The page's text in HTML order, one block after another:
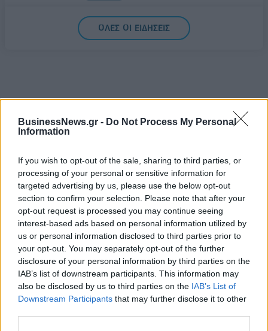
BusinessNews.gr - Do Not Process My Personal
Information
If you wish to opt-out of the sale, sharing to third parties, or
processing of your personal or sensitive information for
targeted advertising by us, please use the below opt-out
section to confirm your selection. Please note that after your
opt-out request is processed you may continue seeing
interest-based ads based on personal information utilized by
us or personal information disclosed to third parties prior to
your opt-out. You may separately opt-out of the further
disclosure of your personal information by third parties on the
IAB’s list of downstream participants. This information may
also be disclosed by us to third parties on the IAB’s List of
Downstream Participants that may further disclose it to other
Υπ. Μεταφορών: Οριστική λύση στο ζήτημα των
πινακίδων κυκλοφορίας - Τέλος στις χρονοβόρες
ΟΛΕΣ ΟΙ ΕΙΔΗΣΕΙΣ
Στα 15 δισ. ευρώ ο στόχος για νέα δάνεια το 2026
- Η «ακτινογραφία» της κερδοφορίας των
τραπεζών το α΄ εξάμηνο
09/08/2026 - 10:52 ΤΡΑΠΕΖΕΣ
Αλ. Τσίπρας: Στις 2 Σεπτεμβρίου η παρουσίαση του
οικονομικού προγράμματος της ΕΛ.Α.Σ. στη
Θεσσαλονίκη
ΠΟΛΙΤΙΚΗ
Ισπανία – Ιταλία: Κλιμακώνεται η αντιπαράθεση